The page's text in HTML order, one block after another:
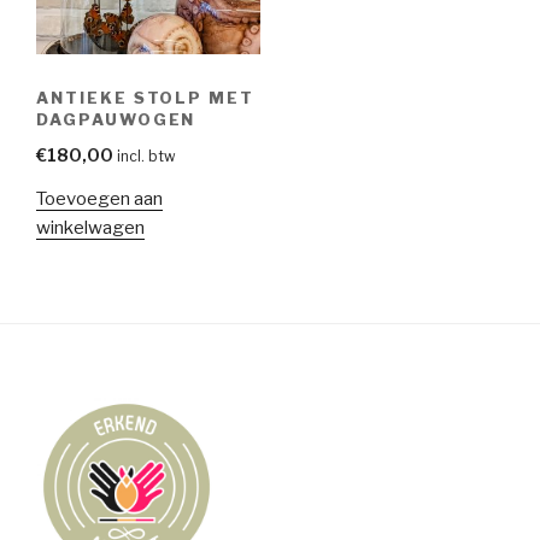
ANTIEKE STOLP MET
DAGPAUWOGEN
€180,00 incl. btw
Toevoegen aan
winkelwagen